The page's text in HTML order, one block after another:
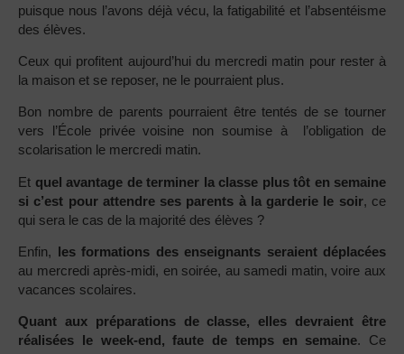
puisque nous l’avons déjà vécu, la fatigabilité et l’absentéisme
des élèves.
Ceux qui profitent aujourd’hui du mercredi matin pour rester à
la maison et se reposer, ne le pourraient plus.
Bon nombre de parents pourraient être tentés de se tourner
vers l’École privée voisine non soumise à l’obligation de
scolarisation le mercredi matin.
Et quel avantage de terminer la classe plus tôt en semaine
si c’est pour attendre ses parents à la garderie le soir, ce
qui sera le cas de la majorité des élèves ?
Enfin, les formations des enseignants seraient déplacées
au mercredi après-midi, en soirée, au samedi matin, voire aux
vacances scolaires.
Quant aux préparations de classe, elles devraient être
réalisées le week-end, faute de temps en semaine. Ce